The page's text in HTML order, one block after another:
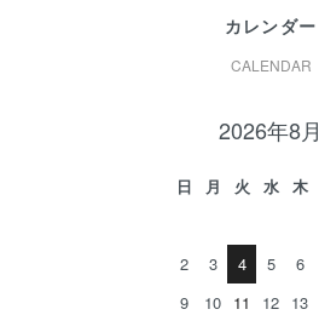
カレンダー
CALENDAR
2026年8月
日 月 火 水 木
2
3 4 5 6
9
10 11 12 13